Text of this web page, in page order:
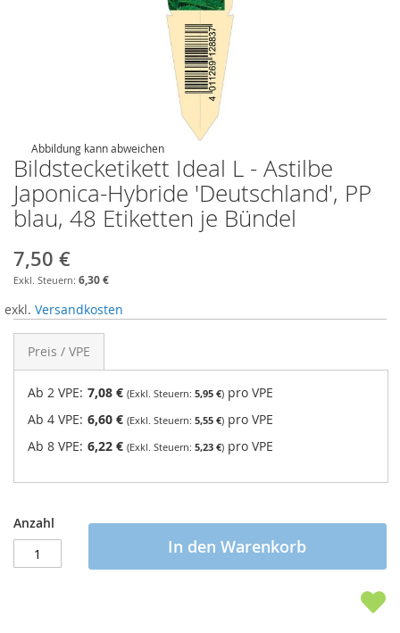
Abbildung kann abweichen
Bildstecketikett Ideal L - Astilbe
Japonica-Hybride 'Deutschland', PP
blau, 48 Etiketten je Bündel
7,50 €
6,30 €
exkl. Versandkosten
Preis / VPE
Ab 2 VPE: 7,08 € 5,95 € pro VPE
Ab 4 VPE: 6,60 € 5,55 € pro VPE
Ab 8 VPE: 6,22 € 5,23 € pro VPE
Anzahl
In den Warenkorb